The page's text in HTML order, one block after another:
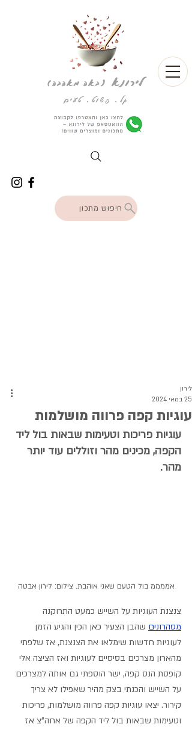
לירונא(באה מאהבה)
קל. פשוט. טעים
חיפוש מתכון
עוגיות קפה פרווה מושלמות
לירון
25 במאי 2024
עוגיות פריכות וטעימות שבאות בול ליד
הקפה, מכינים מהר וזוללים עוד יותר
מהר.
אממממ בול הטעם שאני אוהבת. צילום: לירון אבטה
צנצנת העוגיות על השייש כמעט התרוקנה
מסהרונים שהבן הצעיר כאן הכין והגיע הזמן
לעוגיות חדשות שימלאו את הצנצנת, אז שלפתי
מהארון מצרכים בסיסיים לעוגיות ואז הציצה אלי
קופסת הנס קפה, ישר הוספתי גם אותה למצרכים
על השייש והכנתי בצק מהיר שאפילו לא צריך
קירור. יצאו עוגיות קפה פרווה מושלמות, פריכות
וטעימות שבאות בול ליד הקפה של אחה"צ אז